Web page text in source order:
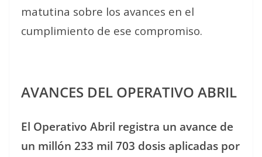
matutina sobre los avances en el
cumplimiento de ese compromiso.
AVANCES DEL OPERATIVO ABRIL
El Operativo Abril registra un avance de
un millón 233 mil 703 dosis aplicadas por